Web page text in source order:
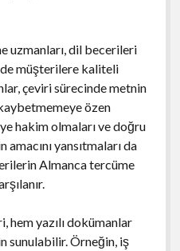
uzmanları, dil becerileri
müşterilere kaliteli
çeviri sürecinde metnin
özen
hakim olmaları ve doğru
yansıtmaları da
Almanca tercüme
hem yazılı dokümanlar
sunulabilir. Örneğin, iş